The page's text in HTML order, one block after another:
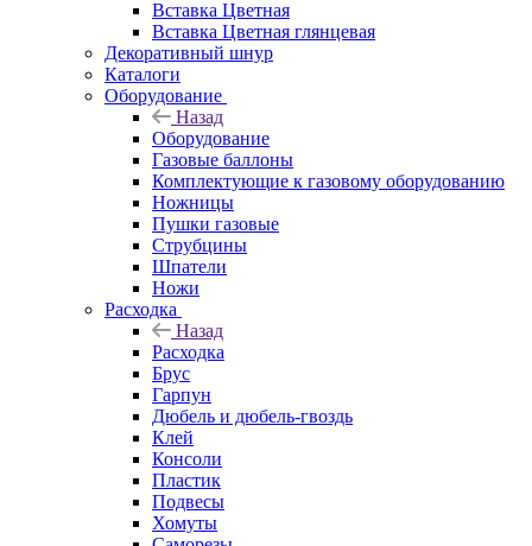
Вставка Цветная
Вставка Цветная глянцевая
Декоративный шнур
Каталоги
Оборудование
Назад
Оборудование
Газовые баллоны
Комплектующие к газовому оборудованию
Ножницы
Пушки газовые
Струбцины
Шпатели
Ножи
Расходка
Назад
Расходка
Брус
Гарпун
Дюбель и дюбель-гвоздь
Клей
Консоли
Пластик
Подвесы
Хомуты